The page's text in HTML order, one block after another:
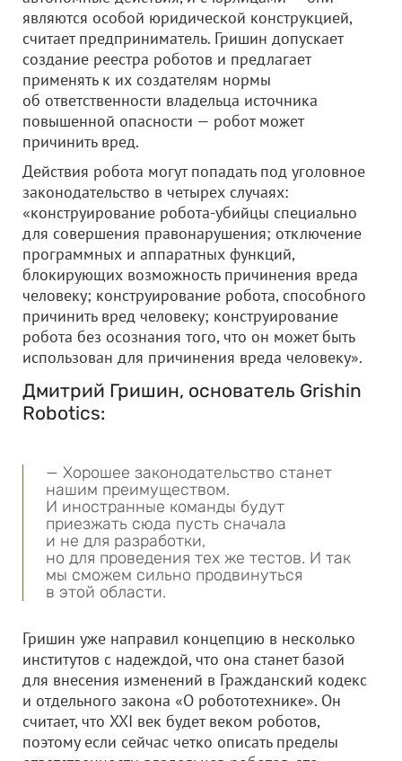
являются особой юридической конструкцией,
считает предприниматель. Гришин допускает
создание реестра роботов и предлагает
применять к их создателям нормы
об ответственности владельца источника
повышенной опасности — робот может
причинить вред.
Действия робота могут попадать под уголовное
законодательство в четырех случаях:
«конструирование робота-убийцы специально
для совершения правонарушения; отключение
программных и аппаратных функций,
блокирующих возможность причинения вреда
человеку; конструирование робота, способного
причинить вред человеку; конструирование
робота без осознания того, что он может быть
использован для причинения вреда человеку».
Дмитрий Гришин, основатель Grishin
Robotics:
— Хорошее законодательство станет
нашим преимуществом.
И иностранные команды будут
приезжать сюда пусть сначала
и не для разработки,
но для проведения тех же тестов. И так
мы сможем сильно продвинуться
в этой области.
Гришин уже направил концепцию в несколько
институтов с надеждой, что она станет базой
для внесения изменений в Гражданский кодекс
и отдельного закона «О робототехнике». Он
считает, что XXI век будет веком роботов,
поэтому если сейчас четко описать пределы